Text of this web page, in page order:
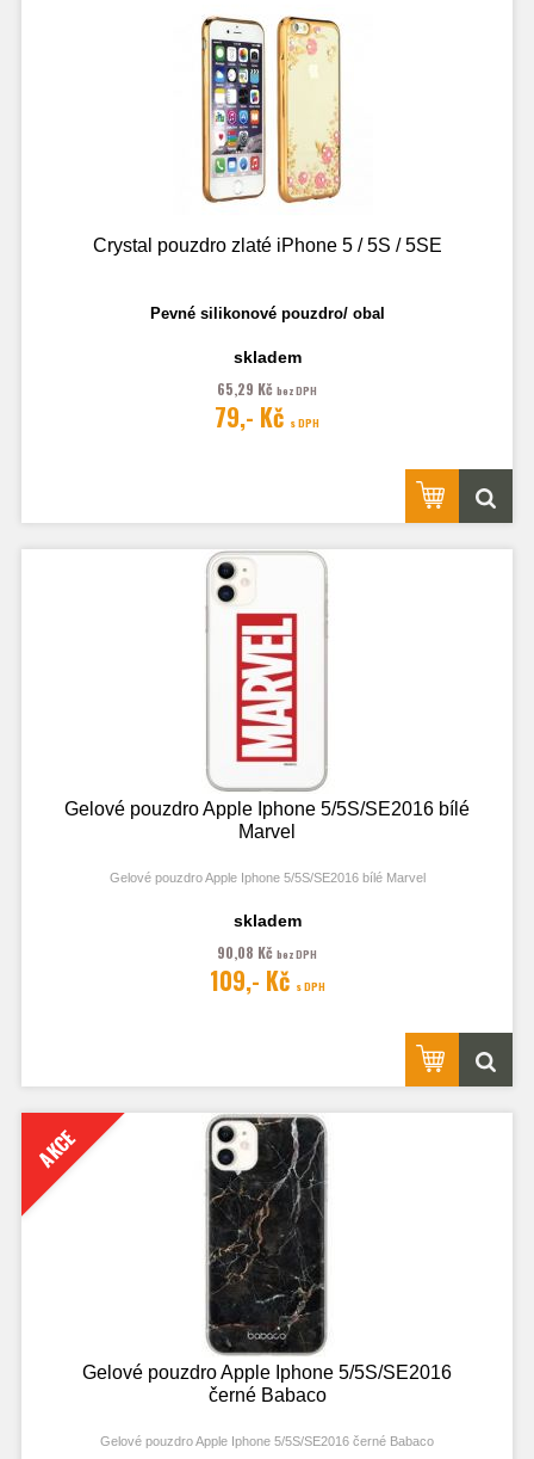
Crystal pouzdro zlaté iPhone 5 / 5S / 5SE
Pevné silikonové pouzdro/ obal
skladem
65,29 Kč bez DPH
79,- Kč s DPH
Gelové pouzdro Apple Iphone 5/5S/SE2016 bílé
Marvel
Gelové pouzdro Apple Iphone 5/5S/SE2016 bílé Marvel
skladem
90,08 Kč bez DPH
109,- Kč s DPH
AKCE
Gelové pouzdro Apple Iphone 5/5S/SE2016
černé Babaco
Gelové pouzdro Apple Iphone 5/5S/SE2016 černé Babaco